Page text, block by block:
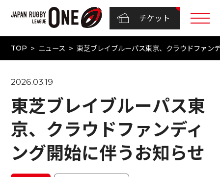
チケット
TOP ニュース 東芝ブレイブルーパス東京、クラウドファン
2026.03.19
東芝ブレイブルーパス東
京、クラウドファンディ
ング開始に伴うお知らせ